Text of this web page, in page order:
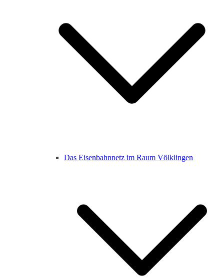
Das Eisenbahnnetz im Raum Völklingen